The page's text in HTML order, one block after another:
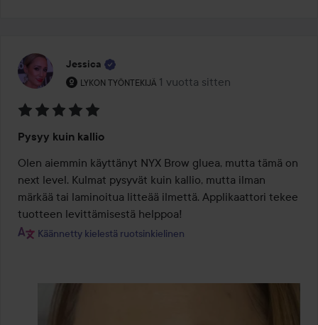
Jessica
LYKON TYÖNTEKIJÄ
Käyttäjän rooli: Lykon työntekijä.
1 vuotta sitten
Viesti luotiin 1 vuotta sitten
5
/
5
Pysyy kuin kallio
Olen aiemmin käyttänyt NYX Brow gluea, mutta tämä on
next level. Kulmat pysyvät kuin kallio, mutta ilman
märkää tai laminoitua litteää ilmettä. Applikaattori tekee
tuotteen levittämisestä helppoa!
Käännetty kielestä ruotsinkielinen